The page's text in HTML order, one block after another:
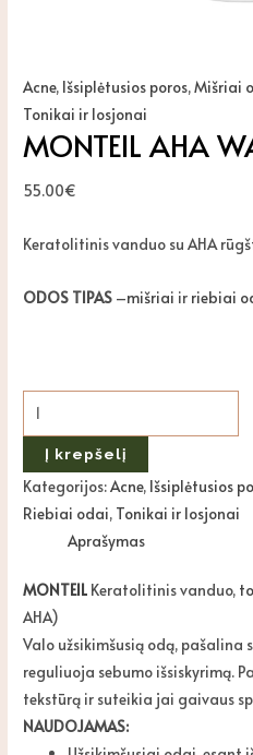
Acne, Išsiplėtusios poros,Mišriai
Tonikai ir losjonai
MONTEIL AHA
55.00€
Keratolitinis vanduo su AHA
ODOS TIPAS –mišriai ir riebiai
Į krepšelį
Kategorijos:Acne, Išsiplėtusios
Riebiai odai, Tonikai ir losjonai
Aprašymas
MONTEIL Keratolitinis vanduo,
AHA)
Valo užsikimšusią odą, pašalina
reguliuoja sebumo išsiskyrimą.
tekstūrą ir suteikia jai gaivaus
NAUDOJAMAS: